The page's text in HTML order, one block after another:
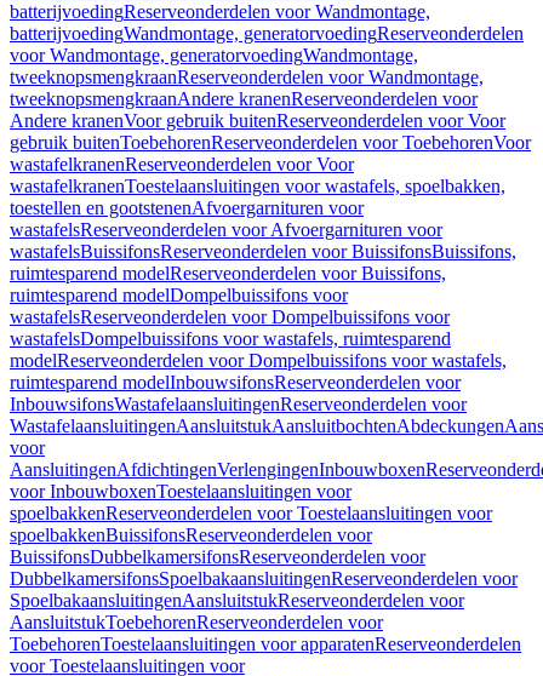
batterijvoedingReserveonderdelen voor Wandmontage,
batterijvoedingWandmontage, generatorvoedingReserveonderdelen
voor Wandmontage, generatorvoedingWandmontage,
tweeknopsmengkraanReserveonderdelen voor Wandmontage,
tweeknopsmengkraanAndere kranenReserveonderdelen voor
Andere kranenVoor gebruik buitenReserveonderdelen voor Voor
gebruik buitenToebehorenReserveonderdelen voor ToebehorenVoor
wastafelkranenReserveonderdelen voor Voor
wastafelkranenToestelaansluitingen voor wastafels, spoelbakken,
toestellen en gootstenenAfvoergarnituren voor
wastafelsReserveonderdelen voor Afvoergarnituren voor
wastafelsBuissifonsReserveonderdelen voor BuissifonsBuissifons,
ruimtesparend modelReserveonderdelen voor Buissifons,
ruimtesparend modelDompelbuissifons voor
wastafelsReserveonderdelen voor Dompelbuissifons voor
wastafelsDompelbuissifons voor wastafels, ruimtesparend
modelReserveonderdelen voor Dompelbuissifons voor wastafels,
ruimtesparend modelInbouwsifonsReserveonderdelen voor
InbouwsifonsWastafelaansluitingenReserveonderdelen voor
WastafelaansluitingenAansluitstukAansluitbochtenAbdeckungen
voor
AansluitingenAfdichtingenVerlengingenInbouwboxen
voor InbouwboxenToestelaansluitingen voor
spoelbakkenReserveonderdelen voor Toestelaansluitingen voor
spoelbakkenBuissifonsReserveonderdelen voor
BuissifonsDubbelkamersifonsReserveonderdelen voor
DubbelkamersifonsSpoelbakaansluitingenReserveonderdelen voor
SpoelbakaansluitingenAansluitstukReserveonderdelen voor
AansluitstukToebehorenReserveonderdelen voor
ToebehorenToestelaansluitingen voor apparatenReserveonderdelen
voor Toestelaansluitingen voor